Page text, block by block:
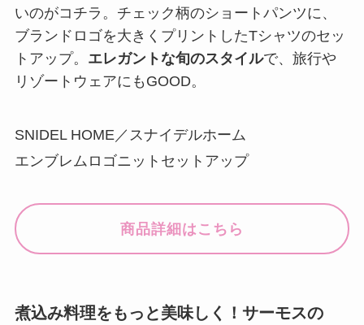
いのがコチラ。チェック柄のショートパンツに、
ブランドロゴを大きくプリントしたTシャツのセッ
トアップ。 エレガントな旬のスタイルで、旅行や
リゾートウェアにもGOOD。
SNIDEL HOME／スナイデルホーム
エンブレムロゴニットセットアップ
商品詳細はこちら
煮込み料理をもっと美味しく！サーモスの